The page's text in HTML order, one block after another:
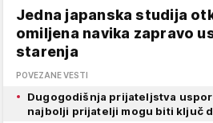
Jedna japanska studija
omiljena navika zapravo
starenja
POVEZANE VESTI
Dugogodišnja prijateljstva
najbolji prijatelji mogu biti ključ